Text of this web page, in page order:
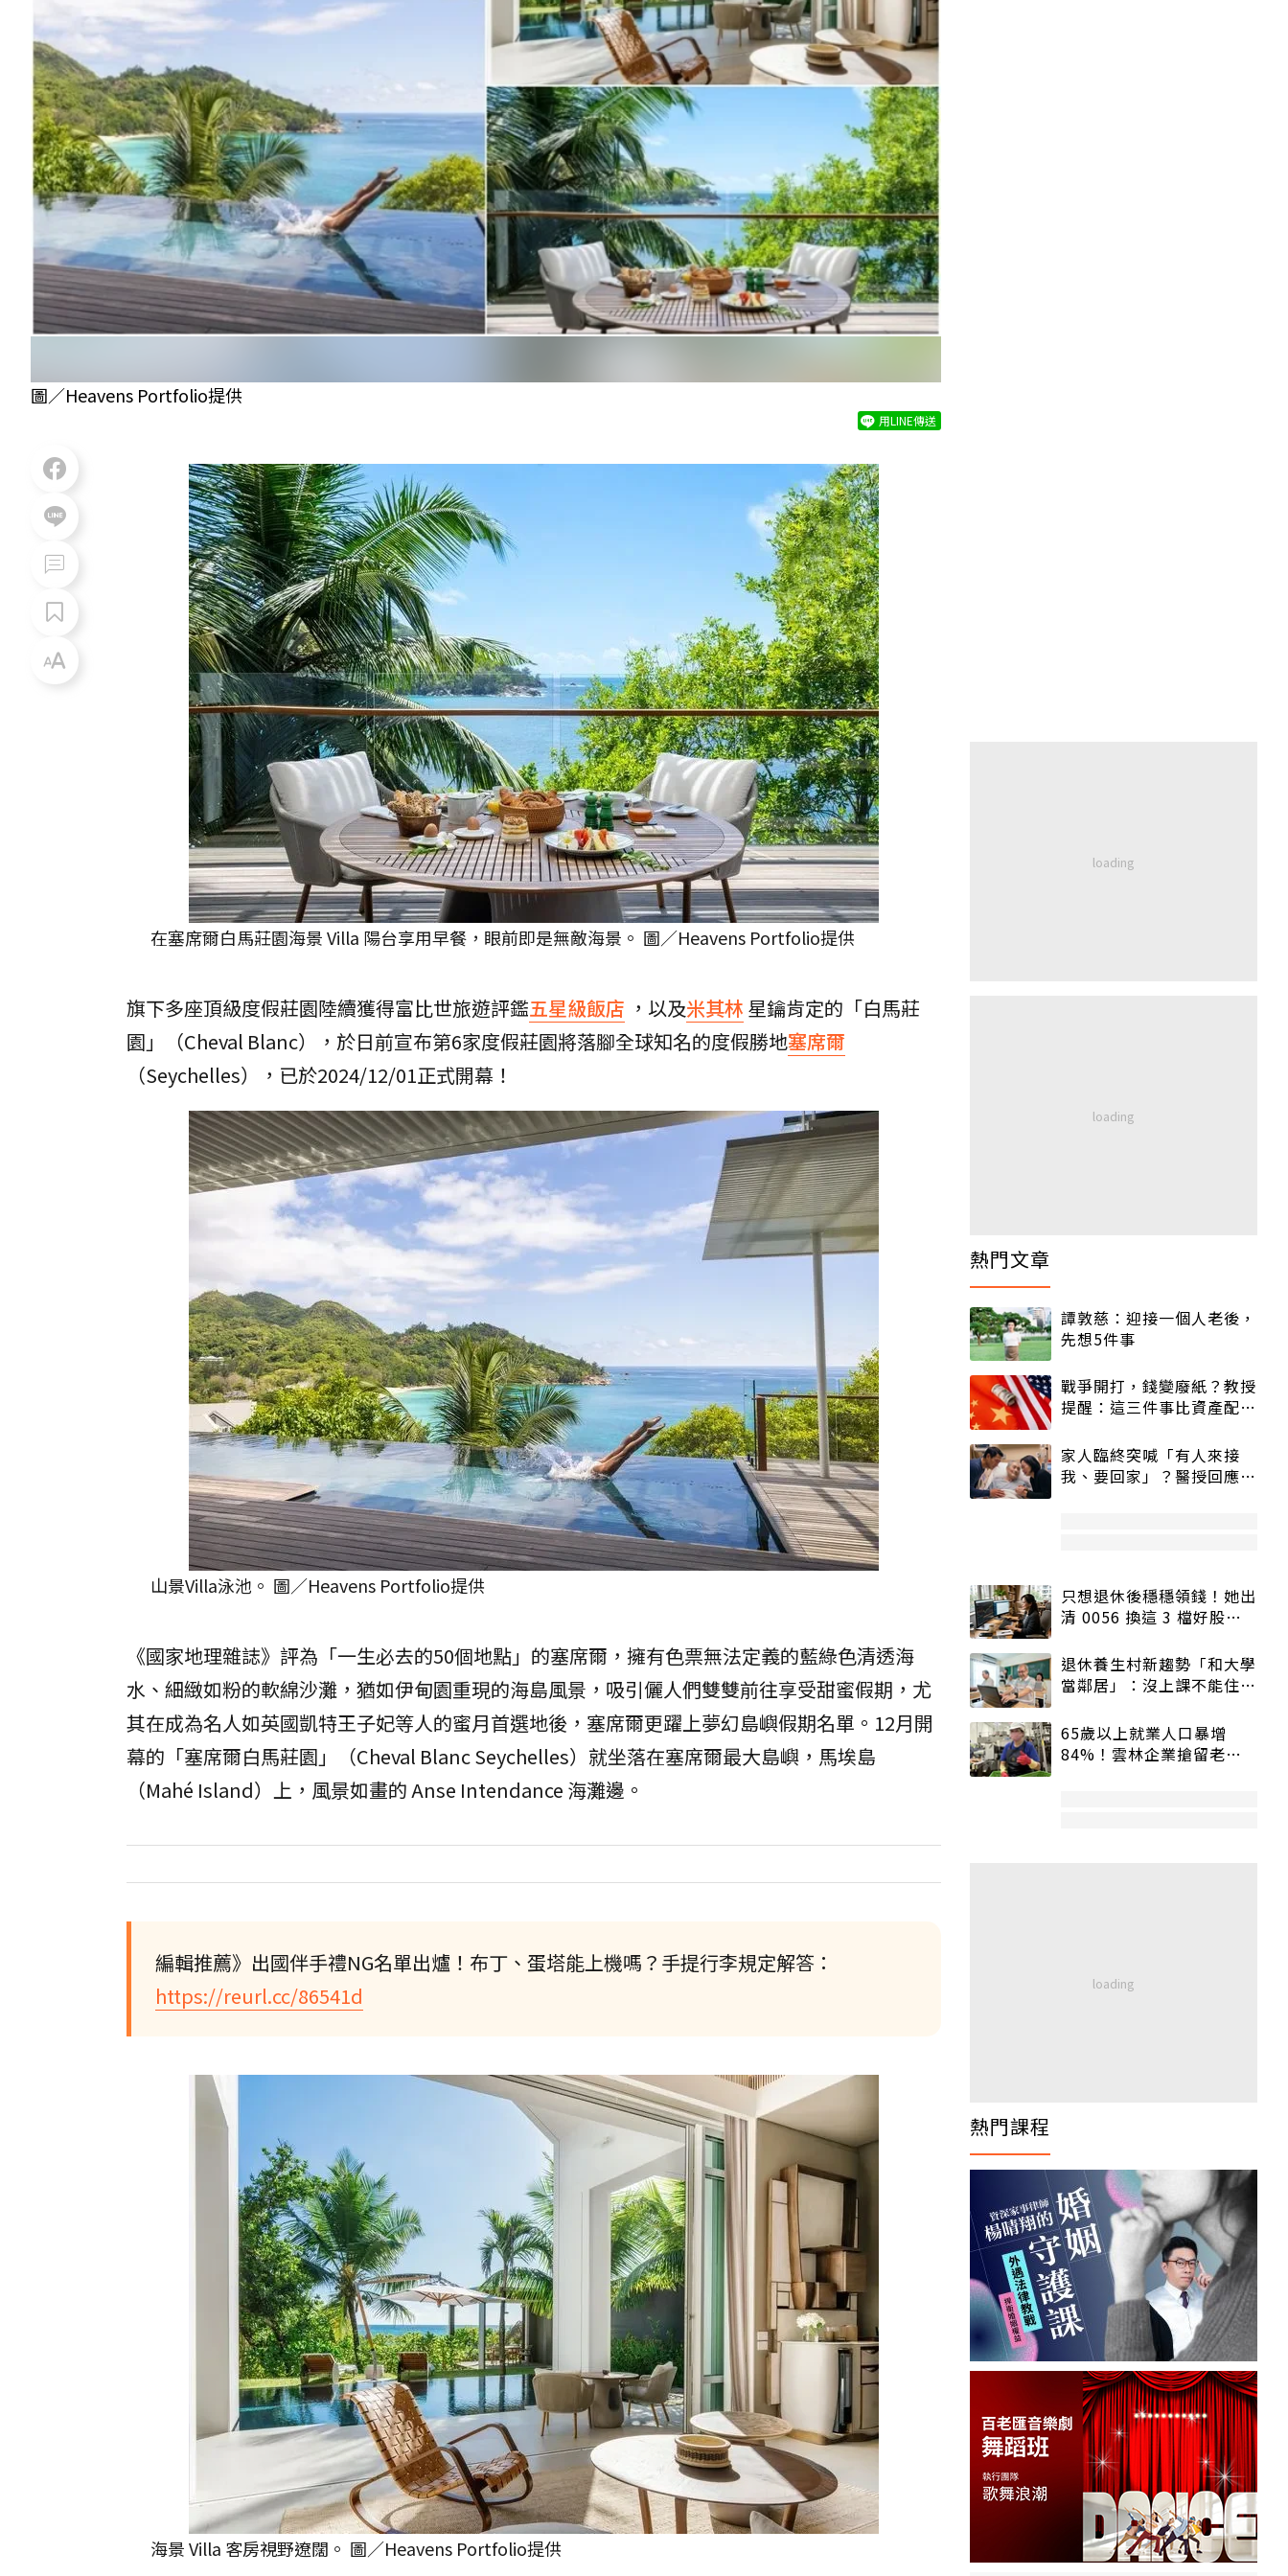
圖／Heavens Portfolio提供
用LINE傳送
在塞席爾白馬莊園海景 Villa 陽台享用早餐，眼前即是無敵海景。 圖／Heavens Portfolio提供
旗下多座頂級度假莊園陸續獲得富比世旅遊評鑑五星級飯店 ，以及米其林 星鑰肯定的「白馬莊
園」（Cheval Blanc），於日前宣布第6家度假莊園將落腳全球知名的度假勝地塞席爾
（Seychelles），已於2024/12/01正式開幕！
山景Villa泳池。 圖／Heavens Portfolio提供
《國家地理雜誌》評為「一生必去的50個地點」的塞席爾，擁有色票無法定義的藍綠色清透海
水、細緻如粉的軟綿沙灘，猶如伊甸園重現的海島風景，吸引儷人們雙雙前往享受甜蜜假期，尤
其在成為名人如英國凱特王子妃等人的蜜月首選地後，塞席爾更躍上夢幻島嶼假期名單。12月開
幕的「塞席爾白馬莊園」（Cheval Blanc Seychelles）就坐落在塞席爾最大島嶼，馬埃島
（Mahé Island）上，風景如畫的 Anse Intendance 海灘邊。
編輯推薦》出國伴手禮NG名單出爐！布丁、蛋塔能上機嗎？手提行李規定解答：
https://reurl.cc/86541d
海景 Villa 客房視野遼闊。 圖／Heavens Portfolio提供
熱門文章
譚敦慈：迎接一個人老後，
先想5件事
戰爭開打，錢變廢紙？教授
提醒：這三件事比資產配置
家人臨終突喊「有人來接
我、要回家」？醫授回應方
只想退休後穩穩領錢！她出
清 0056 換這 3 檔好股：
退休養生村新趨勢「和大學
當鄰居」：沒上課不能住、
65歲以上就業人口暴增
84%！雲林企業搶留老員
熱門課程